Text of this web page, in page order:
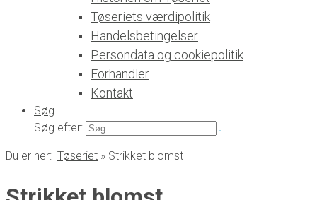
Tøseriets værdipolitik
Handelsbetingelser
Persondata og cookiepolitik
Forhandler
Kontakt
Søg
Søg efter:
Du er her: Tøseriet » Strikket blomst